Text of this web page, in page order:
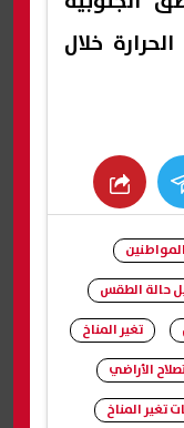
خلال
حالة الطقس
تغير المناخ
الأراضي
تغير المناخ